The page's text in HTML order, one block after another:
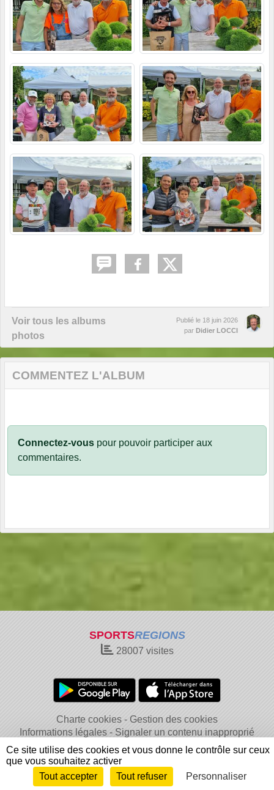
Voir tous les albums
photos
Publié le 18 juin 2026
par Didier LOCCI
COMMENTEZ L'ALBUM
Connectez-vous pour pouvoir participer aux
commentaires.
SPORTSREGIONS
28007 visites
Charte cookies
Gestion des cookies
Informations légales
Signaler un contenu inapproprié
Envie de participer ? Connexion
Ce site utilise des cookies et vous donne le contrôle sur ceux
que vous souhaitez activer
Tout accepter
Tout refuser Personnaliser